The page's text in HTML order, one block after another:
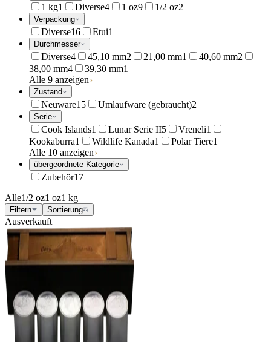
1 kg1 Diverse4 1 oz9 1/2 oz2
Verpackung
Diverse16 Etui1
Durchmesser
Diverse4 45,10 mm2 21,00 mm1 40,60 mm2
38,00 mm4 39,30 mm1
Alle 9 anzeigen
Zustand
Neuware15 Umlaufware (gebraucht)2
Serie
Cook Islands1 Lunar Serie II5 Vreneli1
Kookaburra1 Wildlife Kanada1 Polar Tiere1
Alle 10 anzeigen
übergeordnete Kategorie
Zubehör17
Alle1/2 oz1 oz1 kg
Filtern Sortierung
Ausverkauft